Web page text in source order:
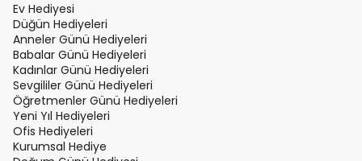
Ev Hediyesi
Düğün Hediyeleri
Anneler Günü Hediyeleri
Babalar Günü Hediyeleri
Kadınlar Günü Hediyeleri
Sevgililer Günü Hediyeleri
Öğretmenler Günü Hediyeleri
Yeni Yıl Hediyeleri
Ofis Hediyeleri
Kurumsal Hediye